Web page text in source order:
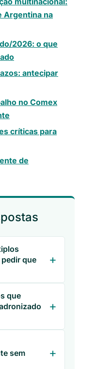
Argentina na
2026: o que
antecipar
no Comex
críticas para
de
que
que
sem